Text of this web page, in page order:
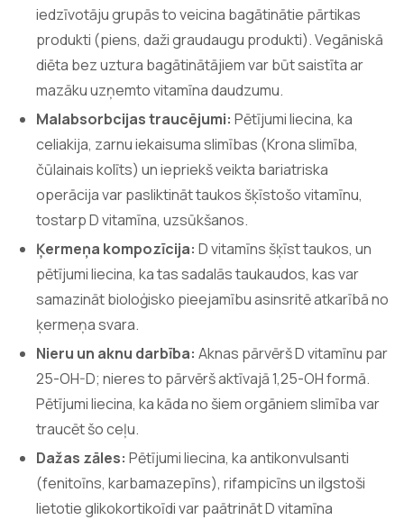
iedzīvotāju grupās to veicina bagātinātie pārtikas
produkti (piens, daži graudaugu produkti). Vegāniskā
diēta bez uztura bagātinātājiem var būt saistīta ar
mazāku uzņemto vitamīna daudzumu.
Malabsorbcijas traucējumi: Pētījumi liecina, ka
celiakija, zarnu iekaisuma slimības (Krona slimība,
čūlainais kolīts) un iepriekš veikta bariatriska
operācija var pasliktināt taukos šķīstošo vitamīnu,
tostarp D vitamīna, uzsūkšanos.
Ķermeņa kompozīcija: D vitamīns šķīst taukos, un
pētījumi liecina, ka tas sadalās taukaudos, kas var
samazināt bioloģisko pieejamību asinsritē atkarībā no
ķermeņa svara.
Nieru un aknu darbība: Aknas pārvērš D vitamīnu par
25-OH-D; nieres to pārvērš aktīvajā 1,25-OH formā.
Pētījumi liecina, ka kāda no šiem orgāniem slimība var
traucēt šo ceļu.
Dažas zāles: Pētījumi liecina, ka antikonvulsanti
(fenitoīns, karbamazepīns), rifampicīns un ilgstoši
lietotie glikokortikoīdi var paātrināt D vitamīna